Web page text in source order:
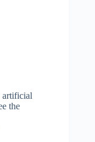
artificial
the